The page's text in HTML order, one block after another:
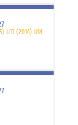
U13 (2014)-U14